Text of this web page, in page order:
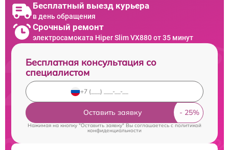
Бесплатный выезд курьера
в день обращения
Срочный ремонт
электросамоката Hiper Slim VX880 от 35 минут
Бесплатная консультация со
специалистом
Оставить заявку
Нажимая на кнопку "Оставить заявку" Вы соглашаетесь cполитикой
конфиденциальности